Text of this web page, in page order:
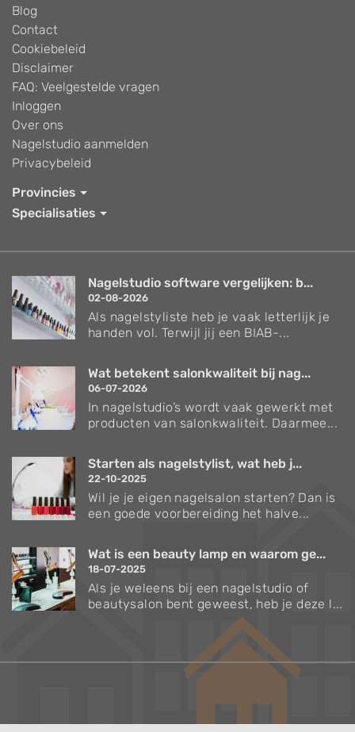
Blog
Contact
Cookiebeleid
Disclaimer
FAQ: Veelgestelde vragen
Inloggen
Over ons
Nagelstudio aanmelden
Privacybeleid
Provincies
Specialisaties
Nagelstudio software vergelijken: b...
02-08-2026
Als nagelstyliste heb je vaak letterlijk je
handen vol. Terwijl jij een BIAB-...
Wat betekent salonkwaliteit bij nag...
06-07-2026
In nagelstudio’s wordt vaak gewerkt met
producten van salonkwaliteit. Daarmee...
Starten als nagelstylist, wat heb j...
22-10-2025
Wil je je eigen nagelsalon starten? Dan is
een goede voorbereiding het halve...
Wat is een beauty lamp en waarom ge...
18-07-2025
Als je weleens bij een nagelstudio of
beautysalon bent geweest, heb je deze l...